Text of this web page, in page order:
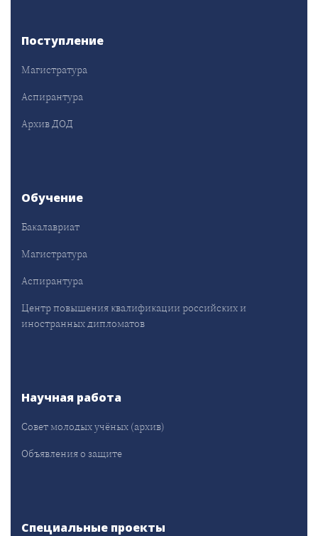
Поступление
Магистратура
Аспирантура
Архив ДОД
Обучение
Бакалавриат
Магистратура
Аспирантура
Центр повышения квалификации российских и
иностранных дипломатов
Научная работа
Совет молодых учёных (архив)
Объявления о защите
Специальные проекты